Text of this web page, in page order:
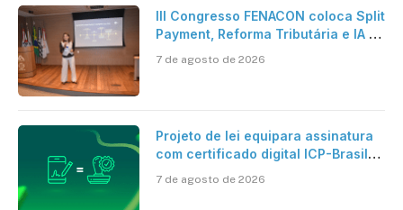
III Congresso FENACON coloca Split
Payment, Reforma Tributária e IA no
7 de agosto de 2026
Projeto de lei equipara assinatura
com certificado digital ICP-Brasil
cartório
7 de agosto de 2026